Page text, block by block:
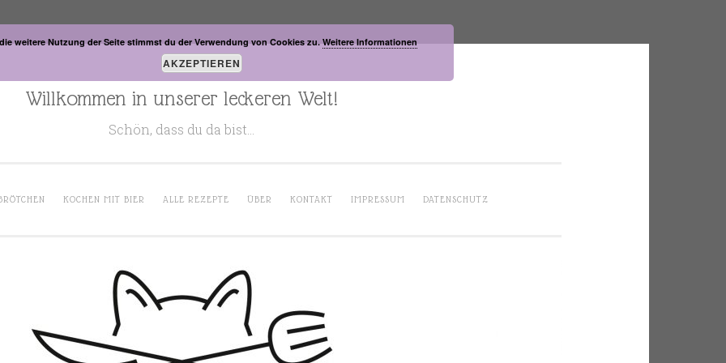
Willkommen in unserer leckeren Welt!
Schön, dass du da bist…
KOCHEN MIT BIER ALLE REZEPTE ÜBER KONTAKT IMPRESSUM DATENSCHUTZ
weitere Nutzung der Seite stimmst du der Verwendung von Cookies zu. Weitere Informationen
AKZEPTIEREN